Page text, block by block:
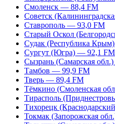
Смоленск — 88,4 FM
Советск
Ставрополь — 93,0 FM
Старый Оскол
Судак (Республика
Сургут (Югра) — 92,1 FM
Сызрань (Самарская
Тамбов — 99,9 FM
Тверь — 89,4 FM
Тёмкино (Смоленская
Тирасполь
Тихорецк
Токмак (Запорожская